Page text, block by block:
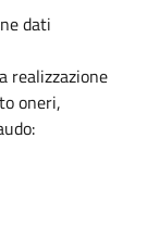
dati
realizzazione
oneri,